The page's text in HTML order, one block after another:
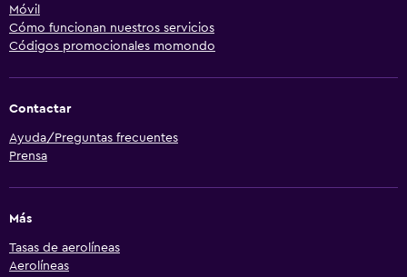
Móvil
Cómo funcionan nuestros servicios
Códigos promocionales momondo
Contactar
Ayuda/Preguntas frecuentes
Prensa
Más
Tasas de aerolíneas
Aerolíneas